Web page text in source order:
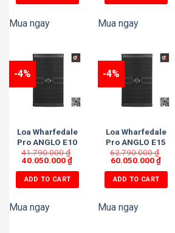
Mua ngay Mua ngay
-4%
Loa Wharfedale
Pro ANGLO E10
41.790.000₫
40.050.000₫
ADD TO CART
Mua ngay
-4%
Loa Wharfedale
Pro ANGLO E15
62.790.000₫
60.050.000₫
ADD TO CART
Mua ngay